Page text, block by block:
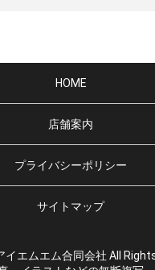
HOME
店舗案内
プライバシーポリシー
サイトマップ
エムエム合同会社 All